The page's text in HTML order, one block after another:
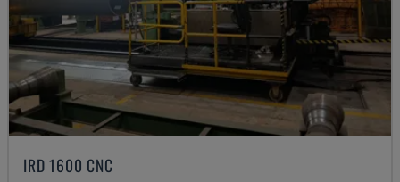
IRD 1600 CNC